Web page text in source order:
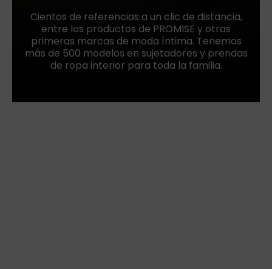
Cientos de referencias a un clic de distancia,
entre los productos de PROMISE y otras
primeras marcas de moda íntima. Tenemos
más de 500 modelos en sujetadores y prendas
de ropa interior para toda la familia.